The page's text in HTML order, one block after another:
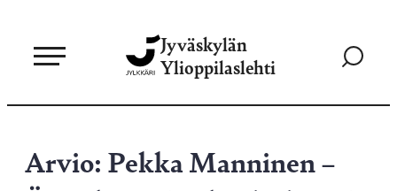
sisältöön
Jyväskylän
Ylioppilaslehti
Siirry
Arvio: Pekka Manninen –